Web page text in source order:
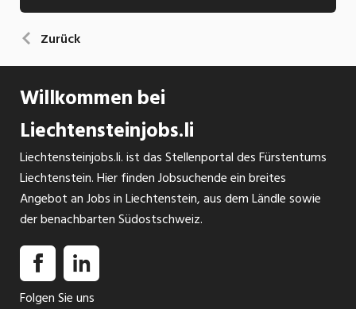
Zurück
Willkommen bei
Liechtensteinjobs.li
Liechtensteinjobs.li. ist das Stellenportal des Fürstentums
Liechtenstein. Hier finden Jobsuchende ein breites
Angebot an Jobs in Liechtenstein, aus dem Ländle sowie
der benachbarten Südostschweiz.
Folgen Sie uns